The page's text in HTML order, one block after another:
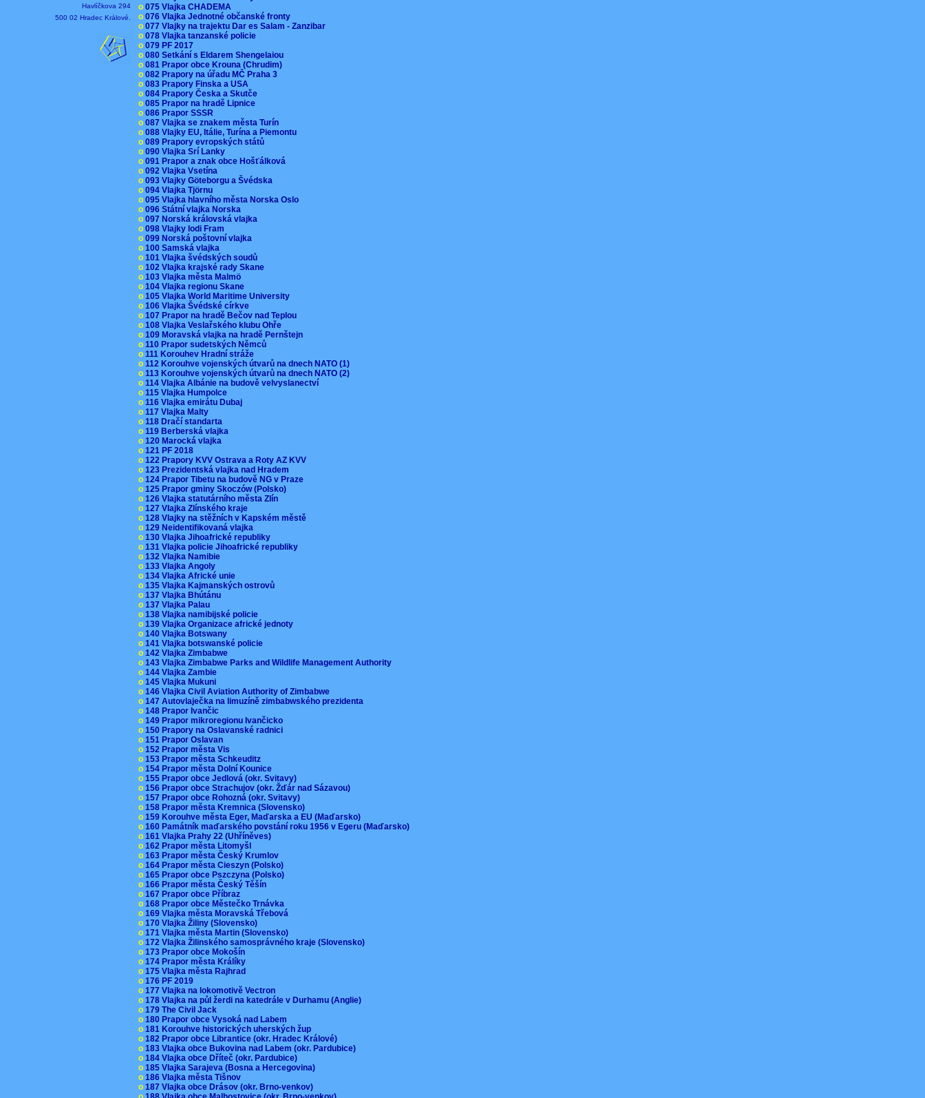
Havlíčkova 294
500 02 Hradec Králové.
o 075 Vlajka CHADEMA
o 076 Vlajka Jednotné občanské fronty
o 077 Vlajky na trajektu Dar es Salam - Zanzibar
o 078 Vlajka tanzanské policie
o 079 PF 2017
o 080 Setkání s Eldarem Shengelaiou
o 081 Prapor obce Krouna (Chrudim)
o 082 Prapory na úřadu MČ Praha 3
o 083 Prapory Finska a USA
o 084 Prapory Česka a Skutče
o 085 Prapor na hradě Lipnice
o 086 Prapor SSSR
o 087 Vlajka se znakem města Turín
o 088 Vlajky EU, Itálie, Turína a Piemontu
o 089 Prapory evropských států
o 090 Vlajka Srí Lanky
o 091 Prapor a znak obce Hošťálková
o 092 Vlajka Vsetína
o 093 Vlajky Göteborgu a Švédska
o 094 Vlajka Tjörnu
o 095 Vlajka hlavního města Norska Oslo
o 096 Státní vlajka Norska
o 097 Norská královská vlajka
o 098 Vlajky lodi Fram
o 099 Norská poštovní vlajka
o 100 Samská vlajka
o 101 Vlajka švédských soudů
o 102 Vlajka krajské rady Skane
o 103 Vlajka města Malmö
o 104 Vlajka regionu Skane
o 105 Vlajka World Maritime University
o 106 Vlajka Švédské církve
o 107 Prapor na hradě Bečov nad Teplou
o 108 Vlajka Veslařského klubu Ohře
o 109 Moravská vlajka na hradě Pernštejn
o 110 Prapor sudetských Němců
o 111 Korouhev Hradní stráže
o 112 Korouhve vojenských útvarů na dnech NATO (1)
o 113 Korouhve vojenských útvarů na dnech NATO (2)
o 114 Vlajka Albánie na budově velvyslanectví
o 115 Vlajka Humpolce
o 116 Vlajka emirátu Dubaj
o 117 Vlajka Malty
o 118 Dračí standarta
o 119 Berberská vlajka
o 120 Marocká vlajka
o 121 PF 2018
o 122 Prapory KVV Ostrava a Roty AZ KVV
o 123 Prezidentská vlajka nad Hradem
o 124 Prapor Tibetu na budově NG v Praze
o 125 Prapor gminy Skoczów (Polsko)
o 126 Vlajka statutárního města Zlín
o 127 Vlajka Zlínského kraje
o 128 Vlajky na stěžních v Kapském městě
o 129 Neidentifikovaná vlajka
o 130 Vlajka Jihoafrické republiky
o 131 Vlajka policie Jihoafrické republiky
o 132 Vlajka Namibie
o 133 Vlajka Angoly
o 134 Vlajka Africké unie
o 135 Vlajka Kajmanských ostrovů
o 137 Vlajka Bhútánu
o 137 Vlajka Palau
o 138 Vlajka namibijské policie
o 139 Vlajka Organizace africké jednoty
o 140 Vlajka Botswany
o 141 Vlajka botswanské policie
o 142 Vlajka Zimbabwe
o 143 Vlajka Zimbabwe Parks and Wildlife Management Authority
o 144 Vlajka Zambie
o 145 Vlajka Mukuni
o 146 Vlajka Civil Aviation Authority of Zimbabwe
o 147 Autovlaječka na limuzíně zimbabwského prezidenta
o 148 Prapor Ivančic
o 149 Prapor mikroregionu Ivančicko
o 150 Prapory na Oslavanské radnici
o 151 Prapor Oslavan
o 152 Prapor města Vis
o 153 Prapor města Schkeuditz
o 154 Prapor města Dolní Kounice
o 155 Prapor obce Jedlová (okr. Svitavy)
o 156 Prapor obce Strachujov (okr. Žďár nad Sázavou)
o 157 Prapor obce Rohozná (okr. Svitavy)
o 158 Prapor města Kremnica (Slovensko)
o 159 Korouhve města Eger, Maďarska a EU (Maďarsko)
o 160 Památník maďarského povstání roku 1956 v Egeru (Maďarsko)
o 161 Vlajka Prahy 22 (Uhříněves)
o 162 Prapor města Litomyšl
o 163 Prapor města Český Krumlov
o 164 Prapor města Cieszyn (Polsko)
o 165 Prapor obce Pszczyna (Polsko)
o 166 Prapor města Český Těšín
o 167 Prapor obce Příbraz
o 168 Prapor obce Městečko Trnávka
o 169 Vlajka města Moravská Třebová
o 170 Vlajka Žiliny (Slovensko)
o 171 Vlajka města Martin (Slovensko)
o 172 Vlajka Žilinského samosprávného kraje (Slovensko)
o 173 Prapor obce Mokošín
o 174 Prapor města Králíky
o 175 Vlajka města Rajhrad
o 176 PF 2019
o 177 Vlajka na lokomotivě Vectron
o 178 Vlajka na půl žerdi na katedrále v Durhamu (Anglie)
o 179 The Civil Jack
o 180 Prapor obce Vysoká nad Labem
o 181 Korouhve historických uherských žup
o 182 Prapor obce Librantice (okr. Hradec Králové)
o 183 Vlajka obce Bukovina nad Labem (okr. Pardubice)
o 184 Vlajka obce Dříteč (okr. Pardubice)
o 185 Vlajka Sarajeva (Bosna a Hercegovina)
o 186 Vlajka města Tišnov
o 187 Vlajka obce Drásov (okr. Brno-venkov)